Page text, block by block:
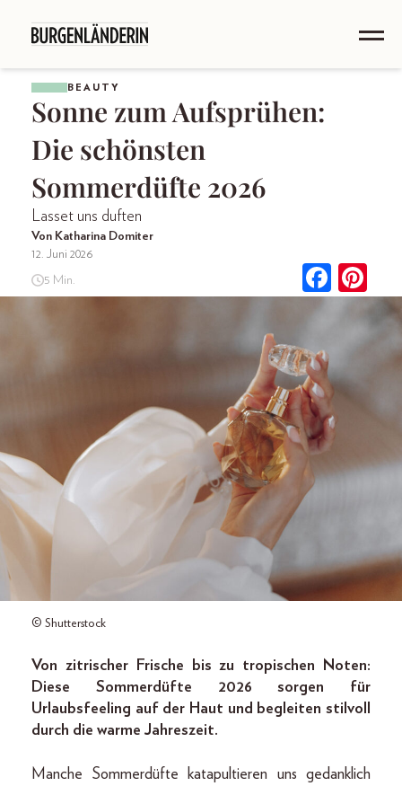
BEAUTY
Sonne zum Aufsprühen:
Die schönsten
Sommerdüfte 2026
Lasset uns duften
Von Katharina Domiter
12. Juni 2026
5 Min.
© Shutterstock
Von zitrischer Frische bis zu tropischen Noten:
Diese Sommerdüfte 2026 sorgen für
Urlaubsfeeling auf der Haut und begleiten stilvoll
durch die warme Jahreszeit.
Manche Sommerdüfte katapultieren uns gedanklich